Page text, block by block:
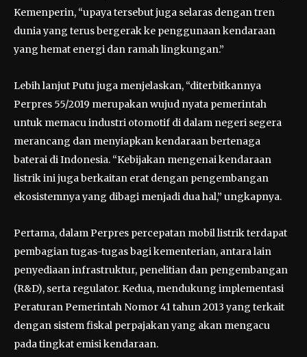
Kemenperin, “upaya tersebut juga selaras dengan tren
dunia yang terus bergerak ke penggunaan kendaraan
yang hemat energi dan ramah lingkungan.”
Lebih lanjut Putu juga menjelaskan, “diterbitkannya
Perpres 55/2019 merupakan wujud nyata pemerintah
untuk memacu industri otomotif di dalam negeri segera
merancang dan menyiapkan kendaraan bertenaga
baterai di Indonesia. “Kebijakan mengenai kendaraan
listrik ini juga berkaitan erat dengan pengembangan
ekosistemnya yang dibagi menjadi dua hal,” ungkapnya.
Pertama, dalam Perpres percepatan mobil listrik terdapat
pembagian tugas-tugas bagi kementerian, antara lain
penyediaan infrastruktur, penelitian dan pengembangan
(R&D), serta regulator. Kedua, mendukung implementasi
Peraturan Pemerintah Nomor 41 tahun 2013 yang terkait
dengan sistem fiskal perpajakan yang akan mengacu
pada tingkat emisi kendaraan.